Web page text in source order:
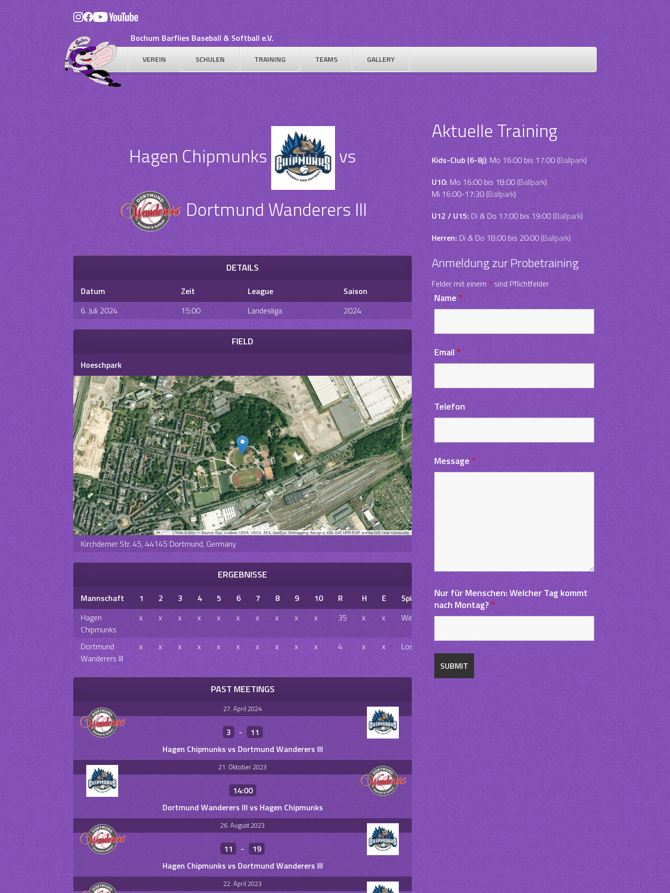
Skip
content
Bochum Barflies Baseball & Softball e.V.
VEREIN SCHULEN TRAINING TEAMS GALLERY
Hagen Chipmunks
vs
Dortmund Wanderers III
DETAILS
Datum Zeit League
Saison
6. Juli 2024
15:00 Landesliga 2024
FIELD
Hoeschpark
Leaflet |Tiles © Esri — Source: Esri, i-cubed, USDA, USGS, AEX, GeoEye, Getmapping, Aerogrid, IGN, IGP, UPR-EGP, and the GIS User Community
Kirchderner Str. 45, 44145 Dortmund, Germany
ERGEBNISSE
Mannschaft 1 2 3 4 5 6 7 8 9 10 R H E
Spielausgang
Hagen
Chipmunks
x x x x x x x x x x 35 x x Win
Dortmund
Wanderers III
x x x x x x x x x x 4 x x Loss
PAST MEETINGS
27. April 2024
3 -
11
Hagen Chipmunks vs Dortmund Wanderers III
21. Oktober 2023
14:00
Dortmund Wanderers III vs Hagen Chipmunks
26. August 2023
11 -
19
Hagen Chipmunks vs Dortmund Wanderers III
22. April 2023
Aktuelle Training
Kids-Club (6-8j): Mo 16:00 bis 17:00 (Ballpark)
U10:Mo 16:00 bis 18:00 (Ballpark)
Mi 16:00-17:30 (Ballpark)
U12 / U15:Di & Do 17:00 bis 19:00 (Ballpark)
Herren:Di & Do 18:00 bis 20:00 (Ballpark)
Anmeldung zur Probetraining
Felder mit einem*sind Pflichtfelder
Name*
Email *
Telefon
Message*
Nur für Menschen: Welcher Tag kommt
nach Montag?*